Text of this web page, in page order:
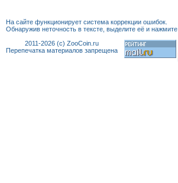
2011-2026 (c) ZooCoin.ru
Перепечатка материалов запрещена
На сайте функционирует система коррекции ошибок.
Обнаружив неточность в тексте, выделите её и нажмите